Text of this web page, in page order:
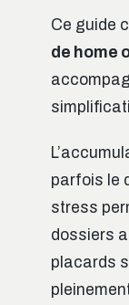
Ce guide
de home
parfois le
stress
dossiers
placards